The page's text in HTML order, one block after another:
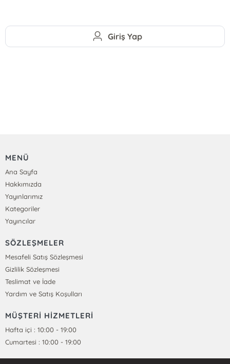
Giriş Yap
MENÜ
Ana Sayfa
Hakkımızda
Yayınlarımız
Kategoriler
Yayıncılar
SÖZLEŞMELER
Mesafeli Satış Sözleşmesi
Gizlilik Sözleşmesi
Teslimat ve İade
Yardım ve Satış Koşulları
MÜŞTERİ HİZMETLERİ
Hafta içi : 10:00 - 19:00
Cumartesi : 10:00 - 19:00